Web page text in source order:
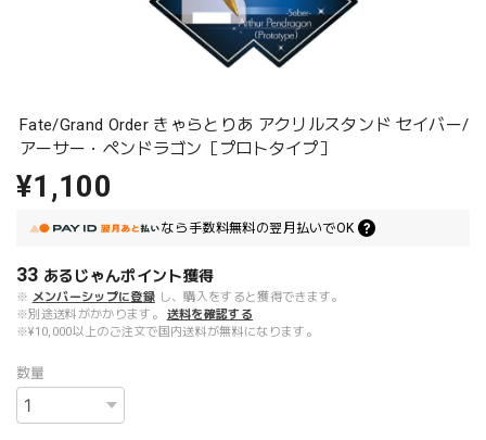
Fate/Grand Order きゃらとりあ アクリルスタンド セイバー/
アーサー・ペンドラゴン［プロトタイプ］
¥1,100
なら 手数料無料の翌月払いでOK
33 あるじゃんポイント獲得
※ メンバーシップに登録 し、購入をすると獲得できます。
※別途送料がかかります。
送料を確認する
※¥10,000以上のご注文で国内送料が無料になります。
数量